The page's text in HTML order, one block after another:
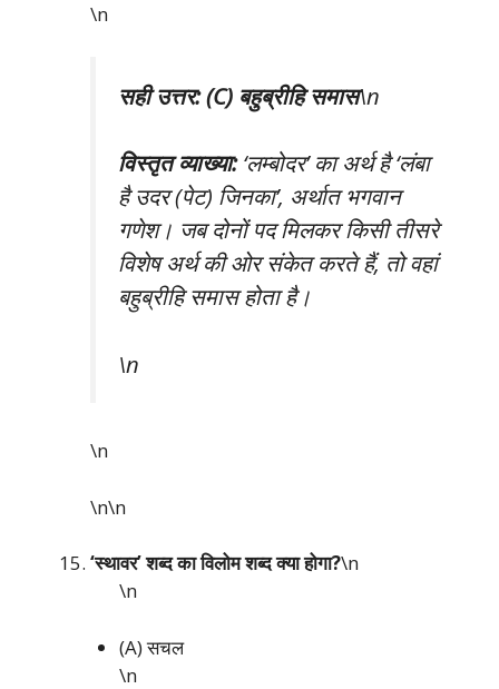
\n
सही उत्तर: (C) बहुब्रीहि समास\n
विस्तृत व्याख्या:‘लम्बोदर’ का अर्थ है ‘लंबा
है उदर (पेट) जिनका’, अर्थात भगवान
गणेश। जब दोनों पद मिलकर किसी तीसरे
विशेष अर्थ की ओर संकेत करते हैं, तो वहां
बहुब्रीहि समास होता है।
\n
\n
\n\n
‘स्थावर’ शब्द का विलोम शब्द क्या होगा?\n
\n
(A) सचल
\n